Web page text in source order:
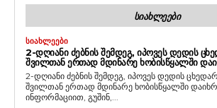
ᲡᲘᲐᲮᲚᲔᲔᲑᲘ
ᲡᲘᲐᲮᲚᲔᲔᲑᲘ
2-ᲓᲦᲘᲐᲜᲘ ᲫᲔᲑᲜᲘᲡ ᲨᲔᲛᲓᲔᲒ, ᲘᲞᲝᲕᲔᲡ ᲓᲔᲓᲘᲡ
ᲨᲕᲘᲚᲗᲐᲜ ᲔᲠᲗᲐᲓ ᲛᲓᲘᲜᲐᲠᲔ ᲮᲝᲑᲘᲡᲬᲧᲐᲚᲨᲘ
2-დღიანი ძებნის შემდეგ, იპოვეს დედის
შვილთან ერთად მდინარე ხობისწყალში
ინფორმაციით, გუშინ,...